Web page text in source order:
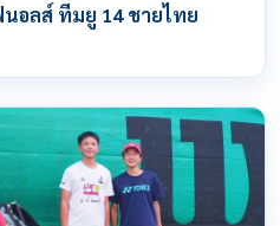
อลส์ ทีมยู 14 ชายไทย